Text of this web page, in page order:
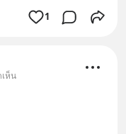
1
ห็น